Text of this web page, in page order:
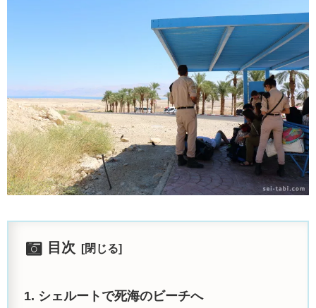
目次
シェルートで死海のビーチへ